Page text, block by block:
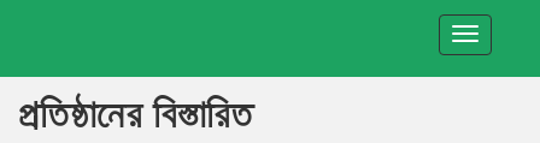
Toggle
প্রতিষ্ঠানের বিস্তারিত